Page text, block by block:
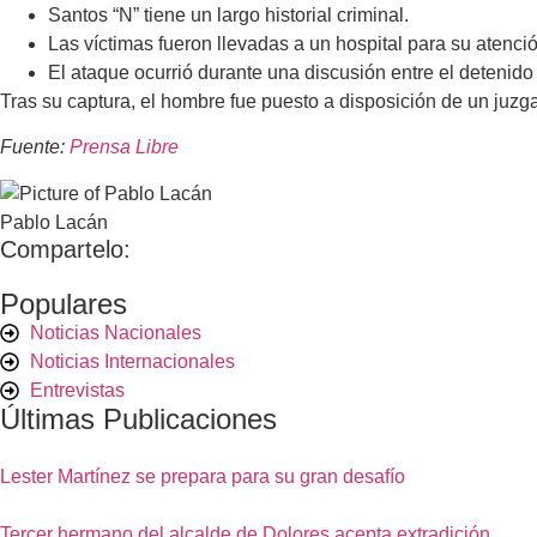
Santos “N” tiene un largo historial criminal.
Las víctimas fueron llevadas a un hospital para su
El ataque ocurrió durante una discusión entre el
Tras su captura, el hombre fue puesto a disposición de un
Fuente: Prensa Libre
Pablo Lacán
Compartelo:
Populares
Noticias Nacionales
Noticias Internacionales
Entrevistas
Últimas Publicaciones
Lester Martínez se prepara para su gran desafío